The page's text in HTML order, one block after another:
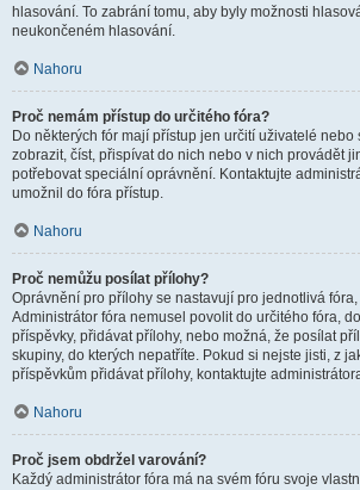
hlasování. To zabrání tomu, aby byly možnosti
neukončeném hlasování.
Nahoru
Proč nemám přístup do určitého fóra?
Do některých fór mají přístup jen určití uživatelé nebo
zobrazit, číst, přispívat do nich nebo v nich provádět
potřebovat speciální oprávnění. Kontaktujte
umožnil do fóra přístup.
Nahoru
Proč nemůžu posílat přílohy?
Oprávnění pro přílohy se nastavují pro jednotlivá
Administrátor fóra nemusel povolit do určitého fóra,
příspěvky, přidávat přílohy, nebo možná, že posílat
skupiny, do kterých nepatříte. Pokud si nejste jisti, z
příspěvkům přidávat přílohy, kontaktujte
Nahoru
Proč jsem obdržel varování?
Každý administrátor fóra má na svém fóru svoje